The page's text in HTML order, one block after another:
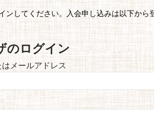
ンしてください。入会申し込みは以下から
のログイン
メールアドレス